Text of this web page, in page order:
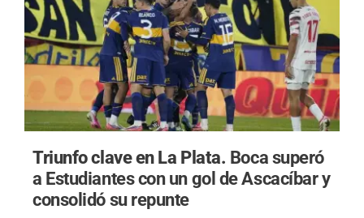
Triunfo clave en La Plata. Boca superó
a Estudiantes con un gol de Ascacíbar y
consolidó su repunte